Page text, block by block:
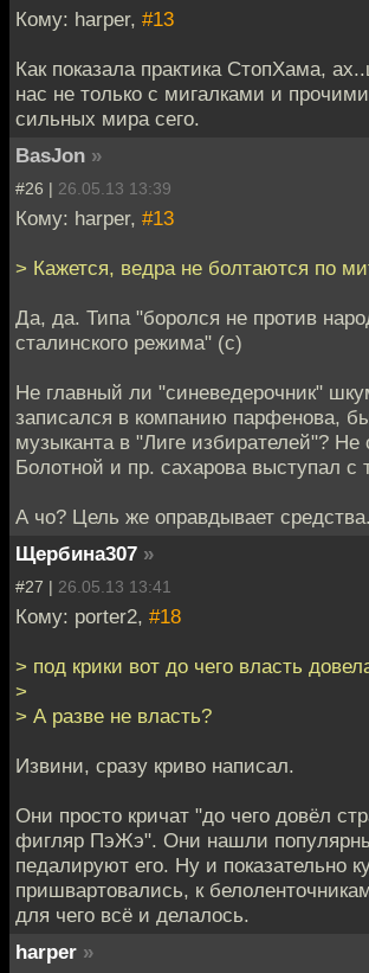
Кому: harper, #13
Как показала практика СтопХама,
нас не только с мигалками и
сильных мира сего.
BasJon »
#26 | 26.05.13 13:39
Кому: harper, #13
> Кажется, ведра не болтаются по
Да, да. Типа "боролся не против
сталинского режима" (с)
Не главный ли "синеведерочник"
записался в компанию парфенова,
музыканта в "Лиге избирателей"? Не
Болотной и пр. сахарова выступал с
А чо? Цель же оправдывает средства.
Щербина307 »
#27 | 26.05.13 13:41
Кому: porter2, #18
> под крики вот до чего власть
>
> А разве не власть?
Извини, сразу криво написал.
Они просто кричат "до чего довёл
фигляр ПэЖэ". Они нашли
педалируют его. Ну и показательно
пришвартовались, к
для чего всё и делалось.
harper »